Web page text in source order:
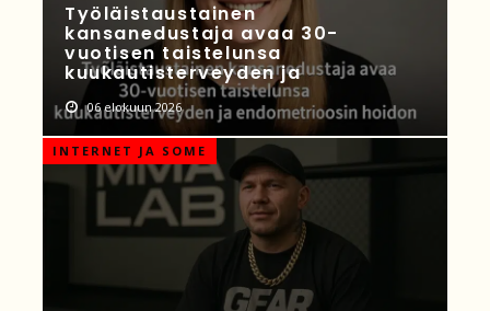
Työläistaustainen
kansanedustaja avaa 30-
vuotisen taistelunsa
kuukautisterveyden ja
06 elokuun 2026
INTERNET JA SOME